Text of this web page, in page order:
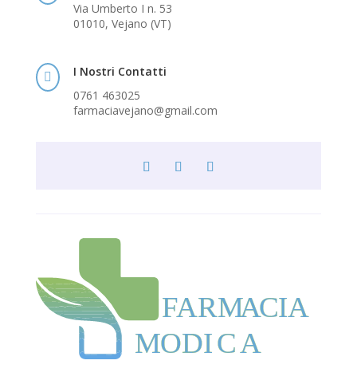
Via Umberto I n. 53
01010, Vejano (VT)

I Nostri Contatti
0761 463025
farmaciavejano@gmail.com
FARMACIA
MODICA